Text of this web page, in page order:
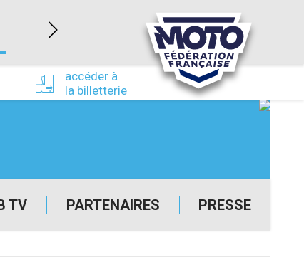
TV PARTENAIRES PRESSE
accéder à
la billetterie
NEVERS MAGNY-COURS (58)
du 24/09/2026 au 27/09/2026